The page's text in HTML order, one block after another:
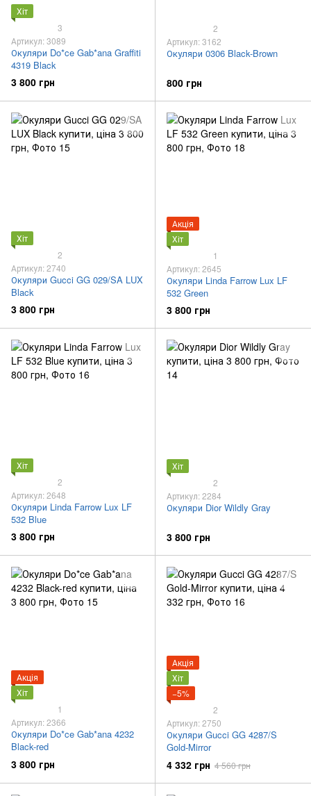
Хіт
3
Артикул: 3089
Окуляри Do*ce Gab*ana Graffiti
4319 Black
3 800 грн
2
Артикул: 3162
Окуляри 0306 Black-Brown
800 грн
Хіт
2
Артикул: 2740
Окуляри Gucci GG 029/SA LUX
Black
3 800 грн
Акція
Хіт
1
Артикул: 2645
Окуляри Linda Farrow Lux LF
532 Green
3 800 грн
Хіт
2
Артикул: 2648
Окуляри Linda Farrow Lux LF
532 Blue
3 800 грн
Хіт
2
Артикул: 2284
Окуляри Dior Wildly Gray
3 800 грн
Акція
Хіт
1
Артикул: 2366
Окуляри Do*ce Gab*ana 4232
Black-red
3 800 грн
Акція
Хіт
−5%
2
Артикул: 2750
Окуляри Gucci GG 4287/S
Gold-Mirror
4 332 грн 4 560 грн